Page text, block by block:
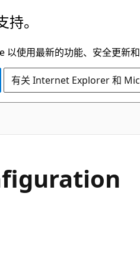
。
使用最新的功能、安全更新和
有关 Internet Explorer 和